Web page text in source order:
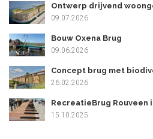
Ontwerp drijvend
09.07.2026
Bouw Oxena Brug
09.06.2026
Concept brug met
26.02.2026
RecreatieBrug Rouveen
15.10.2025